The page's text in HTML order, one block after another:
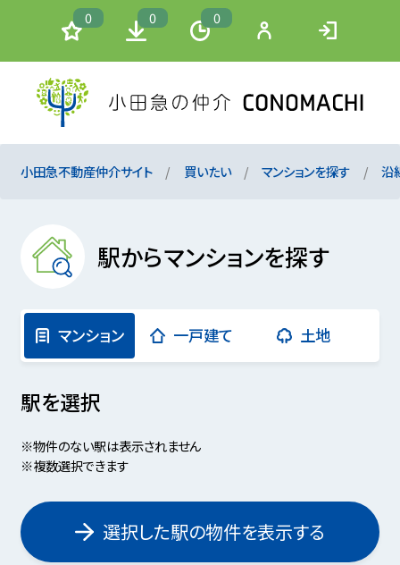
0 0 0
小田急不動産仲介サイト 買いたい マンションを探す 沿
駅からマンションを探す
マンション 一戸建て 土地
駅を選択
※物件のない駅は表示されません
※複数選択できます
選択した駅の物件を表示する